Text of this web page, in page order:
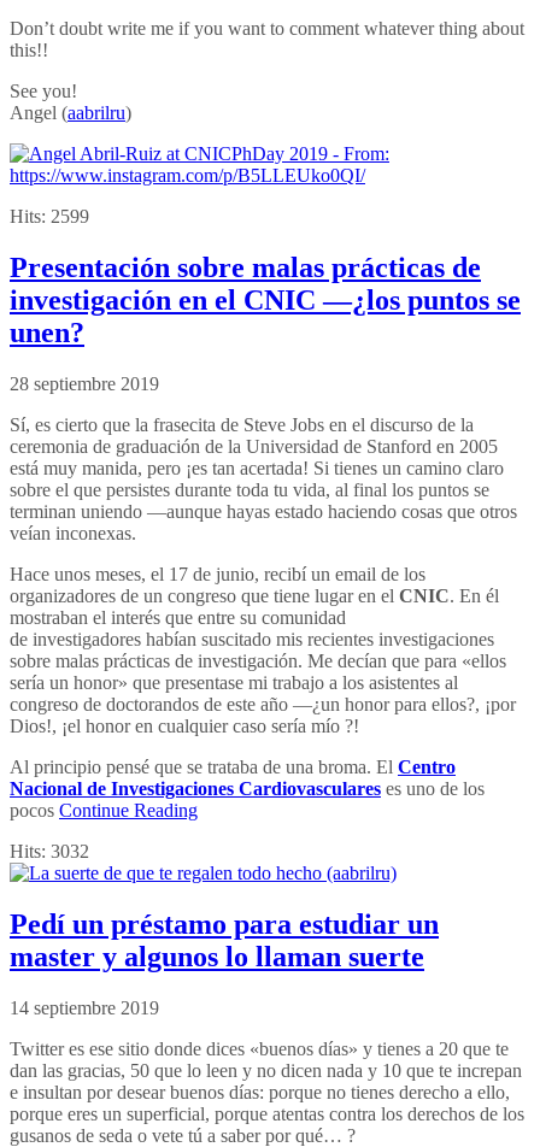
Don’t doubt write me if you want to comment whatever thing about
this!!
See you!
Angel (aabrilru)
Hits: 2599
Presentación sobre malas prácticas de
investigación en el CNIC —¿los puntos se
unen?
28 septiembre 2019
Sí, es cierto que la frasecita de Steve Jobs en el discurso de la
ceremonia de graduación de la Universidad de Stanford en 2005
está muy manida, pero ¡es tan acertada! Si tienes un camino claro
sobre el que persistes durante toda tu vida, al final los puntos se
terminan uniendo —aunque hayas estado haciendo cosas que otros
veían inconexas.
Hace unos meses, el 17 de junio, recibí un email de los
organizadores de un congreso que tiene lugar en el CNIC. En él
mostraban el interés que entre su comunidad
de investigadores habían suscitado mis recientes investigaciones
sobre malas prácticas de investigación. Me decían que para «ellos
sería un honor» que presentase mi trabajo a los asistentes al
congreso de doctorandos de este año —¿un honor para ellos?, ¡por
Dios!, ¡el honor en cualquier caso sería mío ?!
Al principio pensé que se trataba de una broma. El Centro
Nacional de Investigaciones Cardiovasculares es uno de los
pocos Continue Reading
Hits: 3032
Pedí un préstamo para estudiar un
master y algunos lo llaman suerte
14 septiembre 2019
Twitter es ese sitio donde dices «buenos días» y tienes a 20 que te
dan las gracias, 50 que lo leen y no dicen nada y 10 que te increpan
e insultan por desear buenos días: porque no tienes derecho a ello,
porque eres un superficial, porque atentas contra los derechos de los
gusanos de seda o vete tú a saber por qué… ?